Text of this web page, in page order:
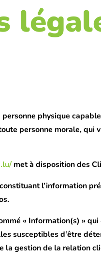
physique
personne morale, qui
met à disposition des
l’information
« Information(s) »
susceptibles d’être
la gestion de la relation